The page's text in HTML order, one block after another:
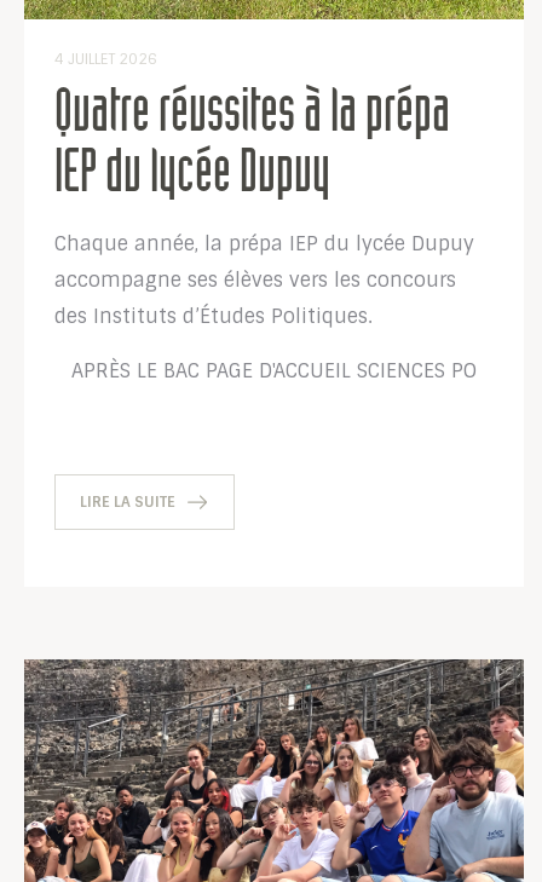
4 JUILLET 2026
Quatre réussites à la prépa
IEP du lycée Dupuy
Chaque année, la prépa IEP du lycée Dupuy
accompagne ses élèves vers les concours
des Instituts d’Études Politiques.
APRÈS LE BAC PAGE D'ACCUEIL SCIENCES PO
LIRE LA SUITE